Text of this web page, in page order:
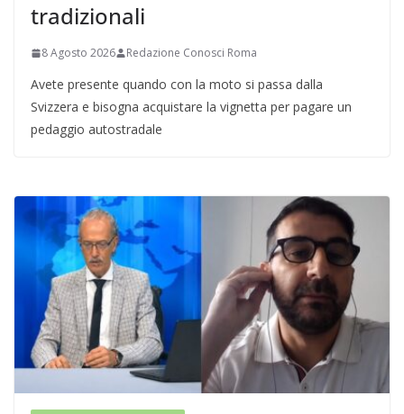
tradizionali
8 Agosto 2026 Redazione Conosci Roma
Avete presente quando con la moto si passa dalla
Svizzera e bisogna acquistare la vignetta per pagare un
pedaggio autostradale